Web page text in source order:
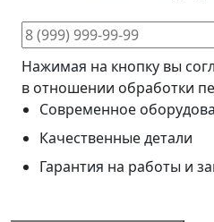
Нажимая на кнопку вы
в отношении обработки
Современное
Качественные детали
Гарантия на работы и